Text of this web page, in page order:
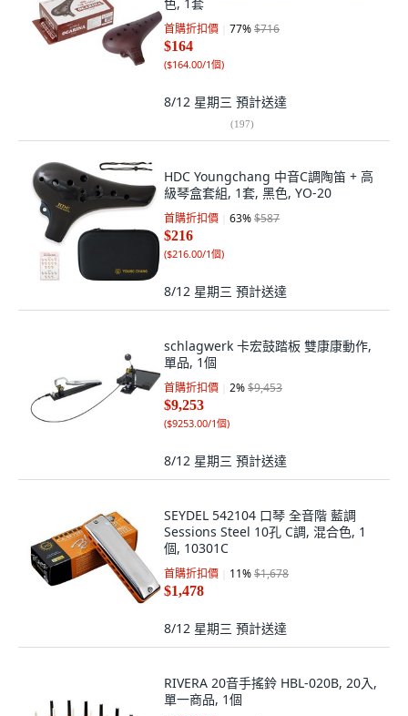
首購折扣價 77%$716
$164
($164.00/1個)
8/12 星期三 預計送達
(197)
HDC Youngchang 中音C調陶笛 + 高
級琴盒套組, 1套, 黑色, YO-20
首購折扣價 63%$587
$216
($216.00/1個)
8/12 星期三 預計送達
schlagwerk 卡宏鼓踏板 雙康康動作,
單品, 1個
首購折扣價 2%$9,453
$9,253
($9253.00/1個)
8/12 星期三 預計送達
SEYDEL 542104 口琴 全音階 藍調
Sessions Steel 10孔 C調, 混合色, 1
個, 10301C
首購折扣價 11%$1,678
$1,478
8/12 星期三 預計送達
RIVERA 20音手搖鈴 HBL-020B, 20入,
單一商品, 1個